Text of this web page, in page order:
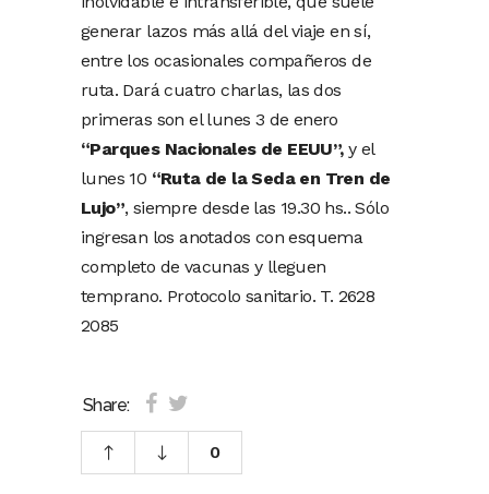
generar lazos más allá del viaje en sí,
entre los ocasionales compañeros de
ruta. Dará cuatro charlas, las dos
primeras son el lunes 3 de enero
“Parques Nacionales de EEUU”,y el
lunes 10 “Ruta de la Seda en Tren de
Lujo”, siempre desde las 19.30 hs.. Sólo
ingresan los anotados con esquema
completo de vacunas y lleguen
temprano. Protocolo sanitario. T. 2628
2085
Share:
0